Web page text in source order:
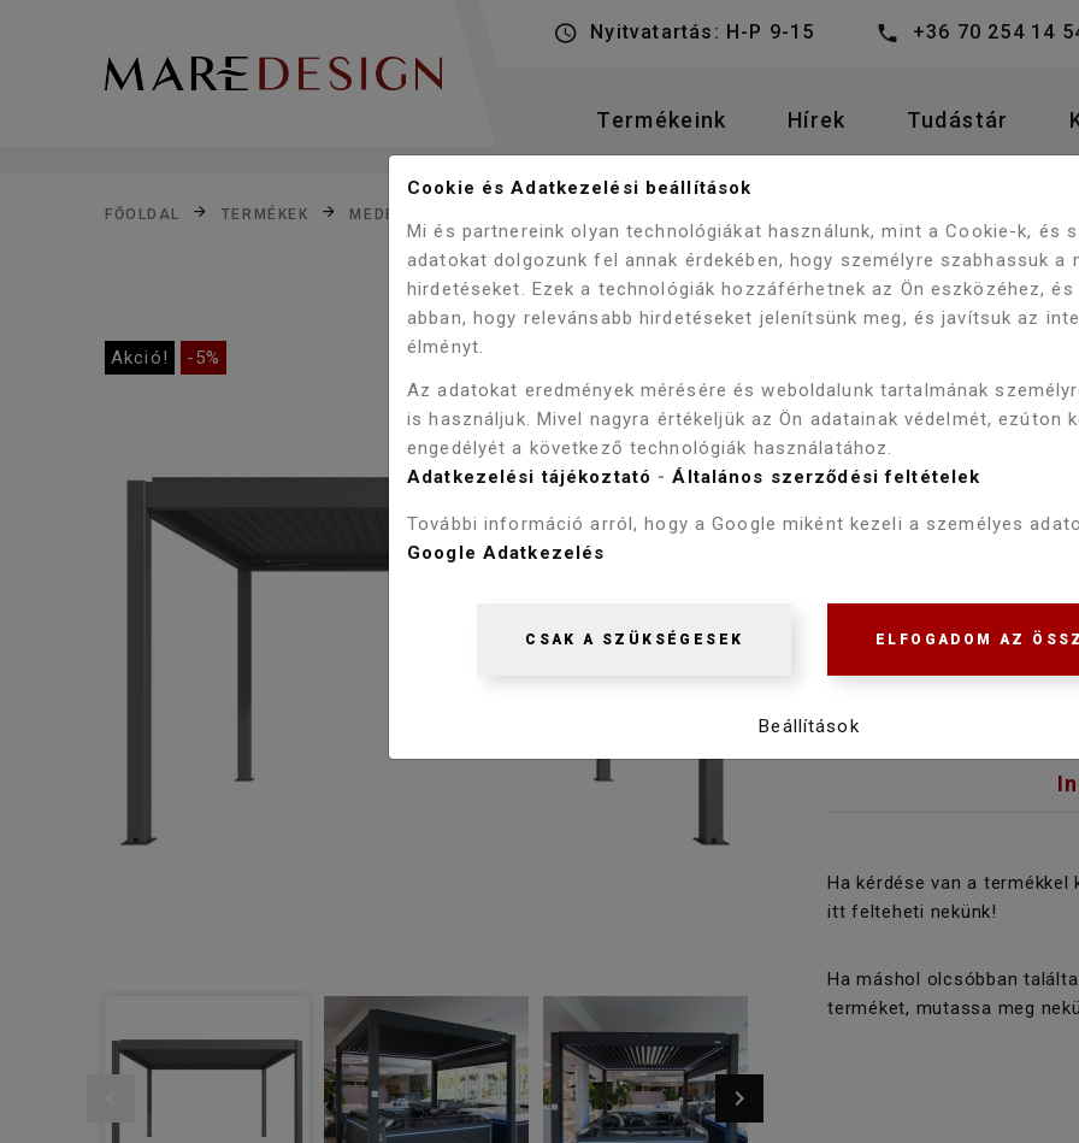
Nyitvatartás: H-P 9-15 +36 70 254 14
Termékeink Hírek Tudástár
FŐOLDAL TERMÉKEK MEDENCÉK WELLIS MOTIONFLEX 400 BIOKLIMATIKUS
Akció! -5%
WELLIS
FEHÉR
Ha kérdése van a termékkel
itt felteheti nekünk!
Ha máshol olcsóbban
terméket, mutassa meg
Cookie és Adatkezelési beállítások
Mi és partnereink olyan technológiákat használunk, mint a Cookie-k, és
adatokat dolgozunk fel annak érdekében, hogy személyre szabhassuk a
hirdetéseket. Ezek a technológiák hozzáférhetnek az Ön eszközéhez,
abban, hogy relevánsabb hirdetéseket jelenítsünk meg, és javítsuk az
élményt.
Az adatokat eredmények mérésére és weboldalunk tartalmának
is használjuk. Mivel nagyra értékeljük az Ön adatainak védelmét, ezúton
engedélyét a következő technológiák használatához.
Adatkezelési tájékoztató -Általános szerződési feltételek
További információ arról, hogy a Google miként kezeli a személyes
Google Adatkezelés
CSAK A SZÜKSÉGESEK ELFOGADOM AZ
Beállítások